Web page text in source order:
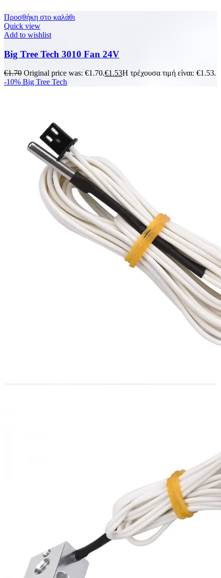
Προσθήκη στο καλάθι
Quick view
Add to wishlist
Big Tree Tech 3010 Fan 24V
€1.70 Original price was: €1.70.€1.53Η τρέχουσα τιμή είναι: €1.53.
-10% Big Tree Tech